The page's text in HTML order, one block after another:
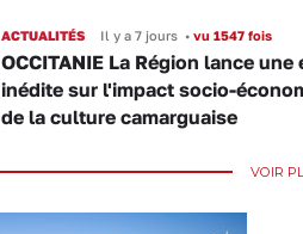
ACTUALITÉS Il y a 7 jours •vu 1547 fois
OCCITANIE La Région lance une
inédite sur l'impact socio-
de la culture camarguaise
VOIR